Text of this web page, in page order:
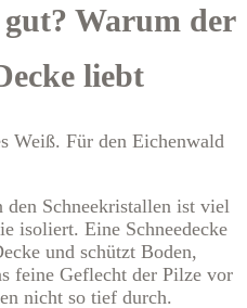
gut? Warum der
liebt
Weiß. Für den Eichenwald
den Schneekristallen ist viel
isoliert. Eine Schneedecke
und schützt Boden,
feine Geflecht der Pilze vor
nicht so tief durch.